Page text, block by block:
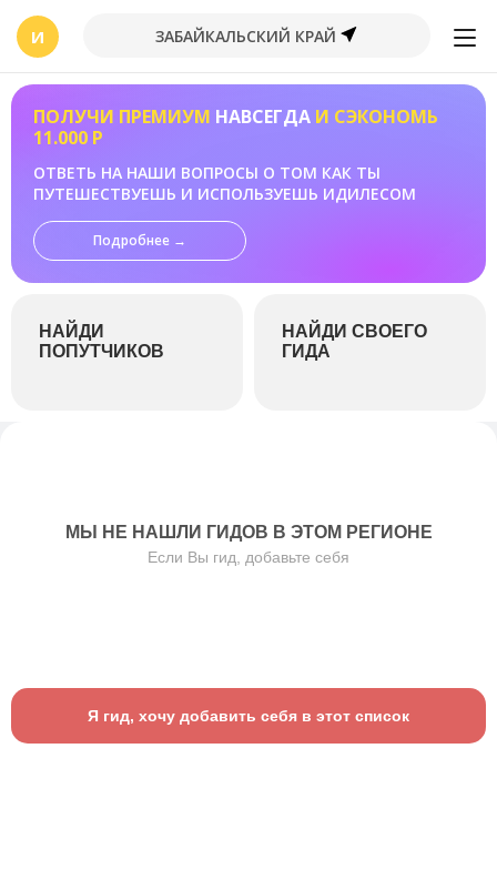
И ЗАБАЙКАЛЬСКИЙ КРАЙ
ПОЛУЧИ ПРЕМИУМ НАВСЕГДА И СЭКОНОМЬ
11.000 Р
ОТВЕТЬ НА НАШИ ВОПРОСЫ О ТОМ КАК ТЫ
ПУТЕШЕСТВУЕШЬ И ИСПОЛЬЗУЕШЬ ИДИЛЕСОМ
Подробнее →
НАЙДИ
ПОПУТЧИКОВ
НАЙДИ СВОЕГО
ГИДА
МЫ НЕ НАШЛИ ГИДОВ В ЭТОМ РЕГИОНЕ
Если Вы гид, добавьте себя
Я гид, хочу добавить себя в этот список